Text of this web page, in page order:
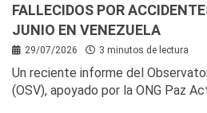
FALLECIDOS POR
JUNIO EN VENEZUELA
29/07/2026 3 minutos de lectura
Un reciente informe del
(OSV), apoyado por la ONG Paz